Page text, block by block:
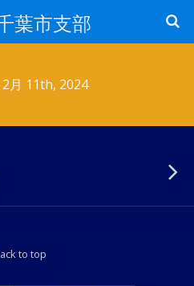
葉市支部
2月 11th, 2024
to top